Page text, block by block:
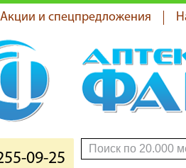
Акции и спецпредложения
09-25